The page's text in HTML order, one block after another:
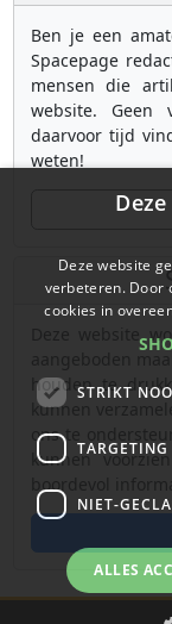
Ben je een
Spacepage
mensen die
website. Geen
daarvoor tijd
weten!
Deze website
aangeboden
houden te
kunnen
ons te
kunnen
boordevol
Deze website
verbeteren. Door
cookies in
STRIKT
TARGETING
NIET-
ALLES